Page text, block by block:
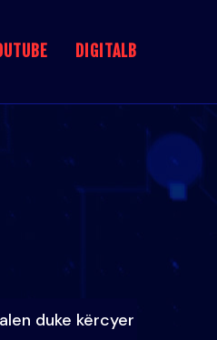
DIGITALB
duke kërcyer